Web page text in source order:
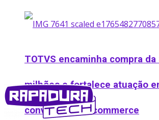
TOTVS encaminha compra
milhões e fortalece atuação
conversational commerce